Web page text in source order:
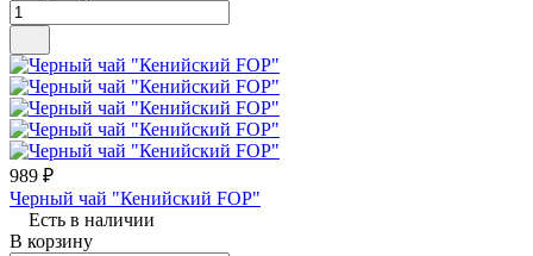
989 ₽
Черный чай "Кенийский FOP"
Есть в наличии
В корзину